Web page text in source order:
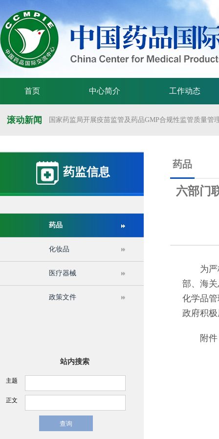
首页 中心简介 工作动态
滚动新闻 国家药监局开展疫苗监管及药品GMP合规性监管质量管
国家药监局药审中心关于发布《预防用mRNA疫苗临床
国家药监局药审中心关于发布《关于开发适宜药品包装
国家药监局 国家卫生健康委 国家中医药局 国家疾控局
关于举办第十六届中国医疗器械监督管理国际会议的通
药监信息
药品
化妆品
医疗器械
政策文件
站内搜索
主题
正文
药品
六部门
为严格
部、海
化学品
政府积
附件：